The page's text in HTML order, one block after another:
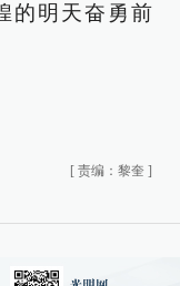
的明天奋勇前
[ 责编：黎奎 ]